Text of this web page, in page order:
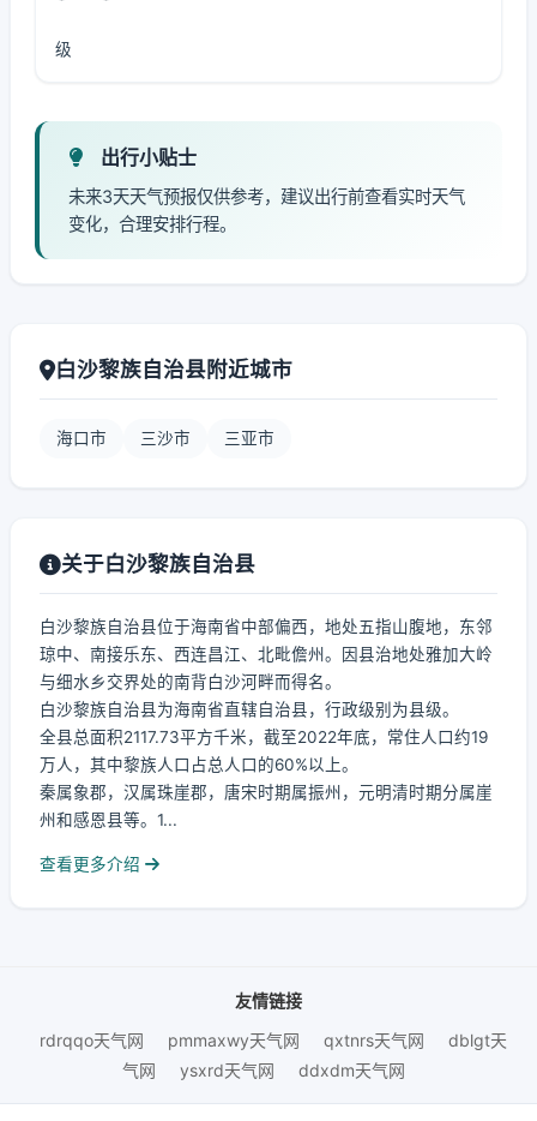
级
出行小贴士
未来3天天气预报仅供参考，建议出行前查看实时天气
变化，合理安排行程。
白沙黎族自治县附近城市
海口市 三沙市 三亚市
关于白沙黎族自治县
白沙黎族自治县位于海南省中部偏西，地处五指山腹地，东邻
琼中、南接乐东、西连昌江、北毗儋州。因县治地处雅加大岭
与细水乡交界处的南背白沙河畔而得名。
白沙黎族自治县为海南省直辖自治县，行政级别为县级。
全县总面积2117.73平方千米，截至2022年底，常住人口约19
万人，其中黎族人口占总人口的60%以上。
秦属象郡，汉属珠崖郡，唐宋时期属振州，元明清时期分属崖
州和感恩县等。1...
查看更多介绍
友情链接
rdrqqo天气网
pmmaxwy天气网 qxtnrs天气网
dblgt天
气网
ysxrd天气网 ddxdm天气网